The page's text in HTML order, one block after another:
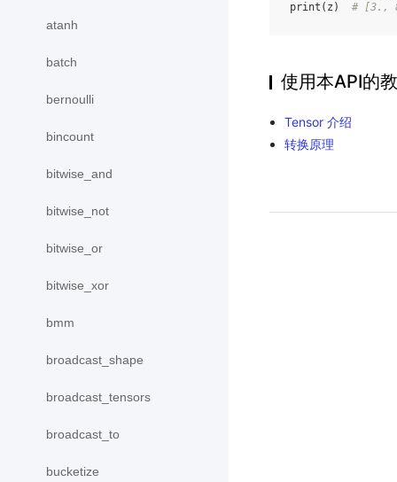
atanh
batch
bernoulli
bincount
bitwise_and
bitwise_not
bitwise_or
bitwise_xor
bmm
broadcast_shape
broadcast_tensors
broadcast_to
bucketize
print ( z ) # [3.,
使用本API的
Tensor 介绍
转换原理